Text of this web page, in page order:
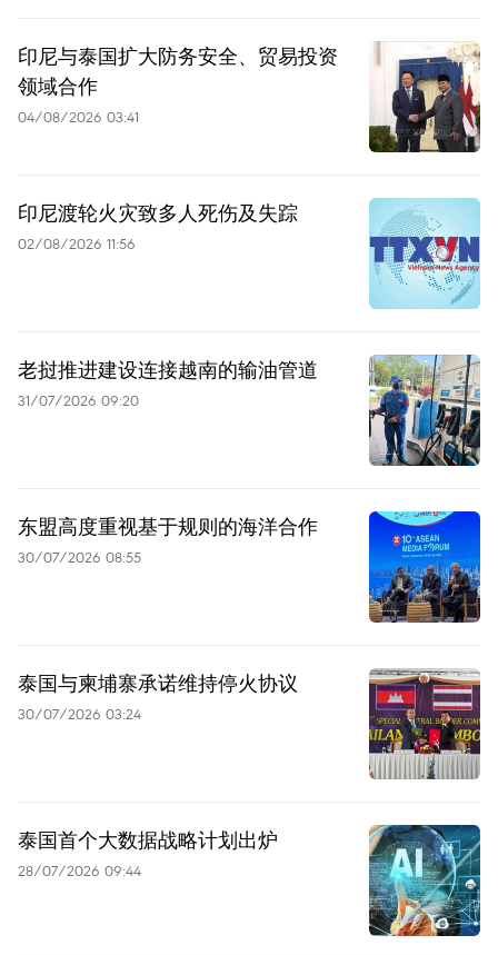
印尼与泰国扩大防务安全、贸易投资
领域合作
04/08/2026 03:41
印尼渡轮火灾致多人死伤及失踪
02/08/2026 11:56
老挝推进建设连接越南的输油管道
31/07/2026 09:20
东盟高度重视基于规则的海洋合作
30/07/2026 08:55
泰国与柬埔寨承诺维持停火协议
30/07/2026 03:24
泰国首个大数据战略计划出炉
28/07/2026 09:44